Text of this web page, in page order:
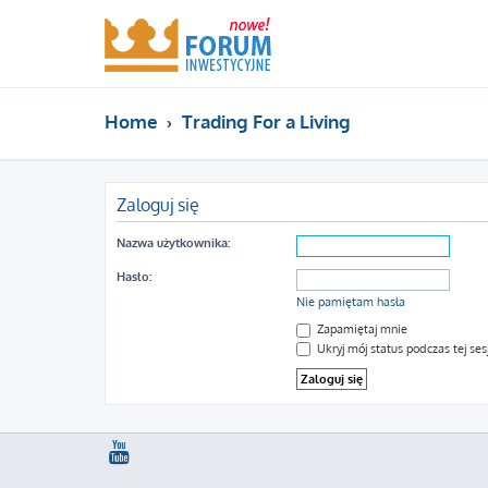
Home Trading For a Living
Zaloguj się
Nazwa użytkownika:
Hasło:
Nie pamiętam hasła
Zapamiętaj mnie
Ukryj mój status podczas tej